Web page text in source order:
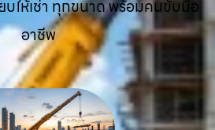
บให้เช่า ทุกขนาด พร้อมคนขับมือ
อาชีพ